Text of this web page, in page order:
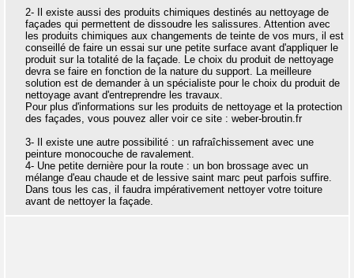
2- Il existe aussi des produits chimiques destinés au nettoyage de
façades qui permettent de dissoudre les salissures. Attention avec
les produits chimiques aux changements de teinte de vos murs, il est
conseillé de faire un essai sur une petite surface avant d'appliquer le
produit sur la totalité de la façade. Le choix du produit de nettoyage
devra se faire en fonction de la nature du support. La meilleure
solution est de demander à un spécialiste pour le choix du produit de
nettoyage avant d'entreprendre les travaux.
Pour plus d'informations sur les produits de nettoyage et la protection
des façades, vous pouvez aller voir ce site : weber-broutin.fr
3- Il existe une autre possibilité : un rafraîchissement avec une
peinture monocouche de ravalement.
4- Une petite dernière pour la route : un bon brossage avec un
mélange d'eau chaude et de lessive saint marc peut parfois suffire.
Dans tous les cas, il faudra impérativement nettoyer votre toiture
avant de nettoyer la façade.